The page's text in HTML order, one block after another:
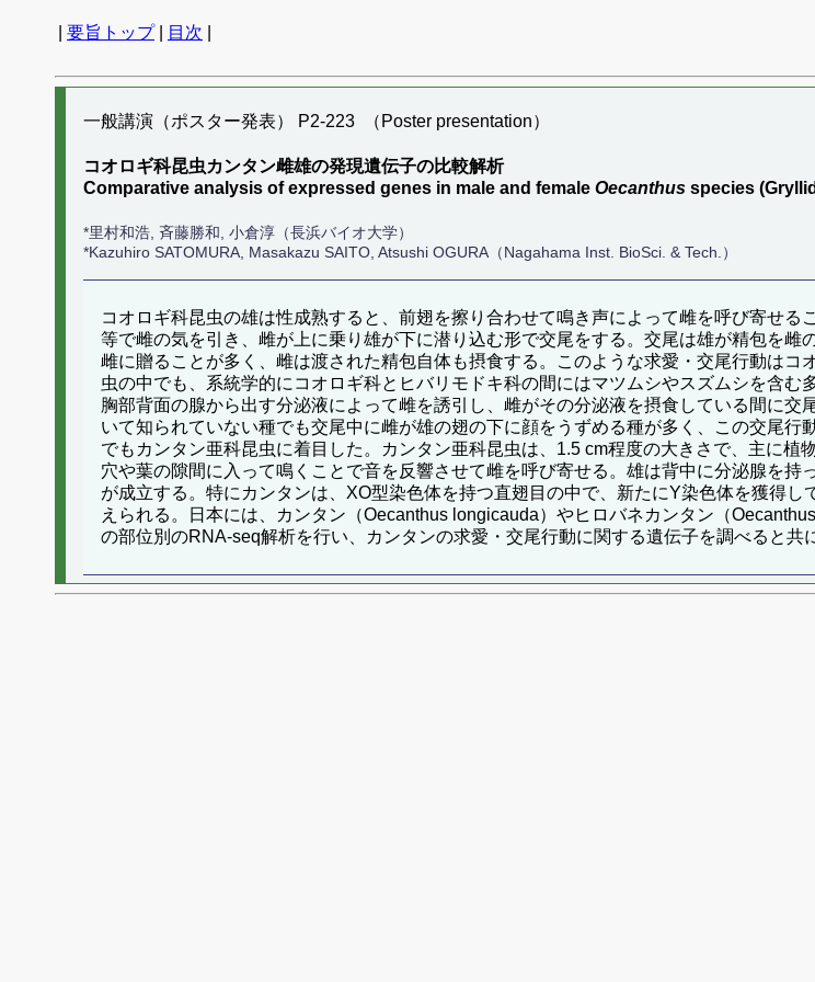
要旨トップ| 目次
一般講演（ポスター発表） P2-223 （Poster presentation）
コオロギ科昆虫カンタン雌雄の発現遺伝子の比較解析
Comparative analysis of expressed genes in male and female Oecanthus species
*里村和浩, 斉藤勝和, 小倉淳（長浜バイオ大学）
*Kazuhiro SATOMURA, Masakazu SAITO, Atsushi OGURA（Nagahama Inst. BioSci. & Tech.）
コオロギ科昆虫の雄は性成熟すると、前翅を擦り合わせて鳴き声によって雌を呼び寄せ
等で雌の気を引き、雌が上に乗り雄が下に潜り込む形で交尾をする。交尾は雄が精包を
雌に贈ることが多く、雌は渡された精包自体も摂食する。このような求愛・交尾行動は
虫の中でも、系統学的にコオロギ科とヒバリモドキ科の間にはマツムシやスズムシを含
胸部背面の腺から出す分泌液によって雌を誘引し、雌がその分泌液を摂食している間に
いて知られていない種でも交尾中に雌が雄の翅の下に顔をうずめる種が多く、この交尾
でもカンタン亜科昆虫に着目した。カンタン亜科昆虫は、1.5 cm程度の大きさで、主に
穴や葉の隙間に入って鳴くことで音を反響させて雌を呼び寄せる。雄は背中に分泌腺を
が成立する。特にカンタンは、XO型染色体を持つ直翅目の中で、新たにY染色体を獲得
えられる。日本には、カンタン（Oecanthus longicauda）やヒロバネカンタン（
の部位別のRNA-seq解析を行い、カンタンの求愛・交尾行動に関する遺伝子を調べると共